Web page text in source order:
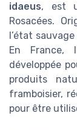
idaeus, est
Rosacées.
l’état
En France,
développée
produits
framboisier,
pour être